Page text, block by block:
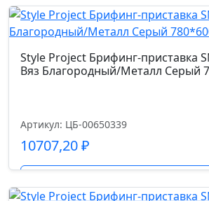
Style Project Брифинг-приставка
Вяз Благородный/Металл Серый
Артикул: ЦБ-00650339
10707,20₽